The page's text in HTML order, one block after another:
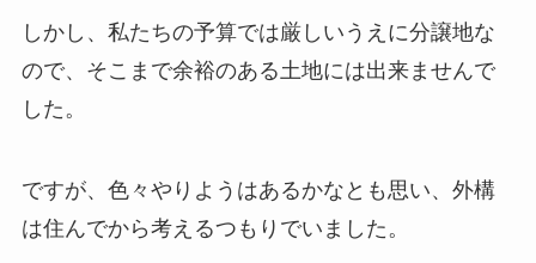
しかし、私たちの予算では厳しいうえに分譲地な
ので、そこまで余裕のある土地には出来ませんで
した。
ですが、色々やりようはあるかなとも思い、外構
は住んでから考えるつもりでいました。